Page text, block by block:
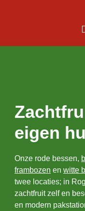
eigen
Onze rode bessen,
frambozen en witte
twee locaties; in
zachtfruit zelf en
en modern